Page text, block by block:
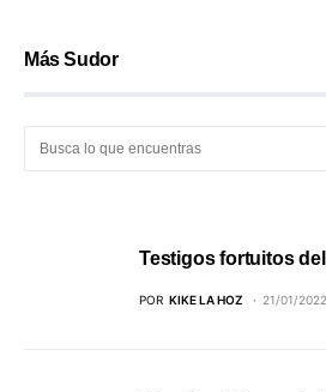
Más Sudor
Testigos fortuitos
POR KIKE LA HOZ 21/01/2022